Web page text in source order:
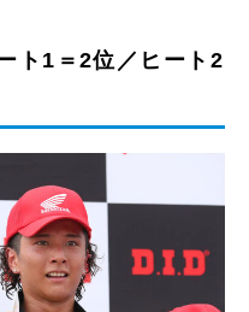
ト1＝2位／ヒート2